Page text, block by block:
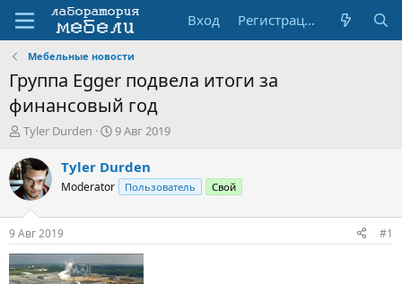
Вход Регистрация
Мебельные новости
Группа Egger подвела итоги за
финансовый год
А
т
о
р
т
м
ы
Tyler Durden
Д
т
а
н
а
л
а
9 Авг 2019
Tyler Durden
Moderator Пользователь Свой
9 Авг 2019 #1